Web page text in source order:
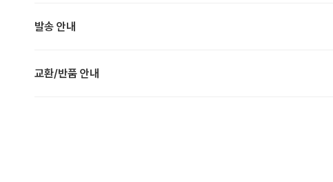
발송 안내
교환/반품 안내